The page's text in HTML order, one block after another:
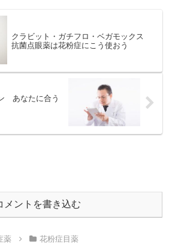
クラビット・ガチフロ・ベガモックス
抗菌点眼薬は花粉症にこう使おう
あなたに合う
メントを書き込む
薬 花粉症目薬